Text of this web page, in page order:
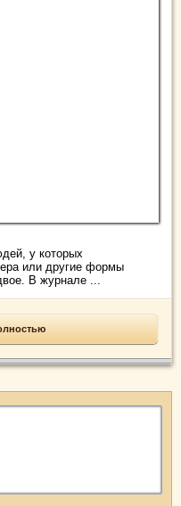
у которых
или другие формы
В журнале ...